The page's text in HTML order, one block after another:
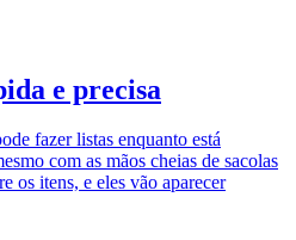
e precisa
fazer listas enquanto está
com as mãos cheias de sacolas
os itens, e eles vão aparecer